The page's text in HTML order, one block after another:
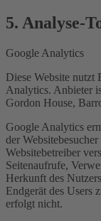
5. Analyse-
Google Analytics
Diese Website nutzt
Analytics. Anbieter
Gordon House,
Google Analytics
der
Websitebetreiber
Seitenaufrufe,
Herkunft des
Endgerät des Users
erfolgt nicht.